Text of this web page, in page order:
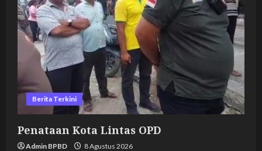
i
o
n
Berita Terkini
Penataan Kota Lintas OPD
Admin BPBD 8 Agustus 2026